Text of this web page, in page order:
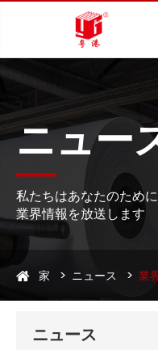
ニュー
私たちはあなたのため
業界情報を放送します
家 ニュース 業
ニュース